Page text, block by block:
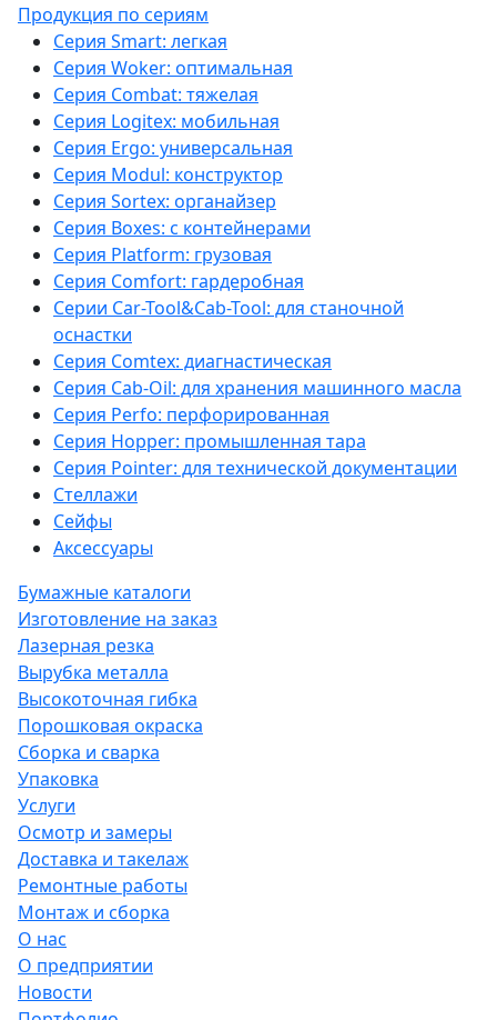
Продукция по сериям
Серия Smart: легкая
Серия Woker: оптимальная
Серия Combat: тяжелая
Серия Logitex: мобильная
Серия Ergo: универсальная
Серия Modul: конструктор
Серия Sortex: органайзер
Серия Boxes: с контейнерами
Серия Platform: грузовая
Серия Comfort: гардеробная
Серии Car-Tool&Cab-Tool: для станочной
оснастки
Серия Comtex: диагнастическая
Серия Cab-Oil: для хранения машинного масла
Серия Perfo: перфорированная
Серия Hopper: промышленная тара
Серия Pointer: для технической документации
Стеллажи
Сейфы
Аксессуары
Бумажные каталоги
Изготовление на заказ
Лазерная резка
Вырубка металла
Высокоточная гибка
Порошковая окраска
Сборка и сварка
Упаковка
Услуги
Осмотр и замеры
Доставка и такелаж
Ремонтные работы
Монтаж и сборка
О нас
О предприятии
Новости